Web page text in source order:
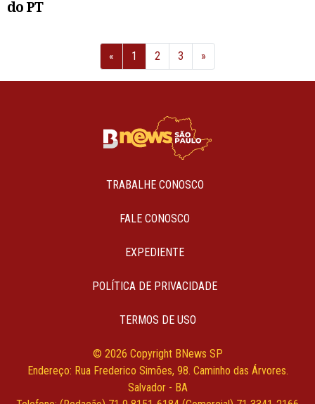
do PT
« Anterior
1 2 3 »
TRABALHE CONOSCO
FALE CONOSCO
EXPEDIENTE
POLÍTICA DE PRIVACIDADE
TERMOS DE USO
© 2026 Copyright BNews SP
Endereço: Rua Frederico Simões, 98. Caminho das Árvores.
Salvador - BA